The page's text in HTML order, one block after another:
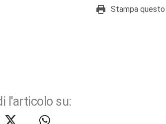
Stampa
l'articolo su: